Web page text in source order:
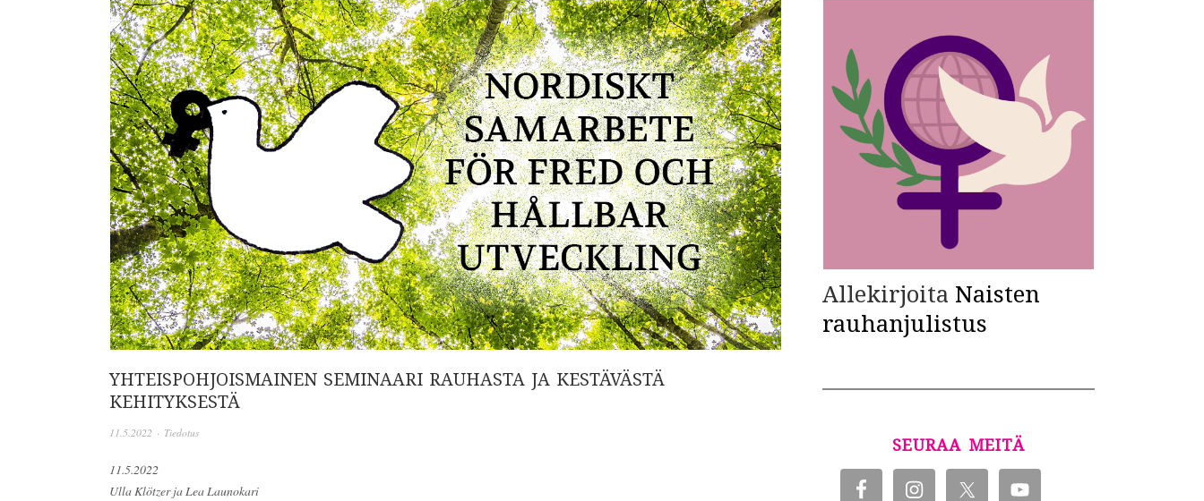
YHTEISPOHJOISMAINEN SEMINAARI RAUHASTA JA KESTÄVÄSTÄ
KEHITYKSESTÄ
11.5.2022 · Tiedotus
11.5.2022
Ulla Klötzer ja Lea Launokari
Allekirjoita Naisten
rauhanjulistus
SEURAA MEITÄ